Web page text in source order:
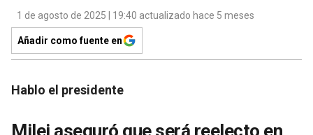
1 de agosto de 2025 | 19:40 actualizado hace 5 meses
Añadir como fuente en
Hablo el presidente
Milei aseguró que será reelecto en